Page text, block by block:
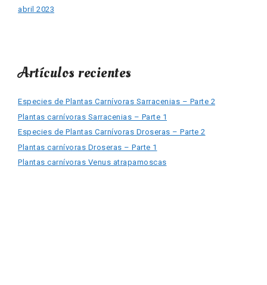
abril 2023
Artículos recientes
Especies de Plantas Carnívoras Sarracenias – Parte 2
Plantas carnívoras Sarracenias – Parte 1
Especies de Plantas Carnívoras Droseras – Parte 2
Plantas carnívoras Droseras – Parte 1
Plantas carnívoras Venus atrapamoscas